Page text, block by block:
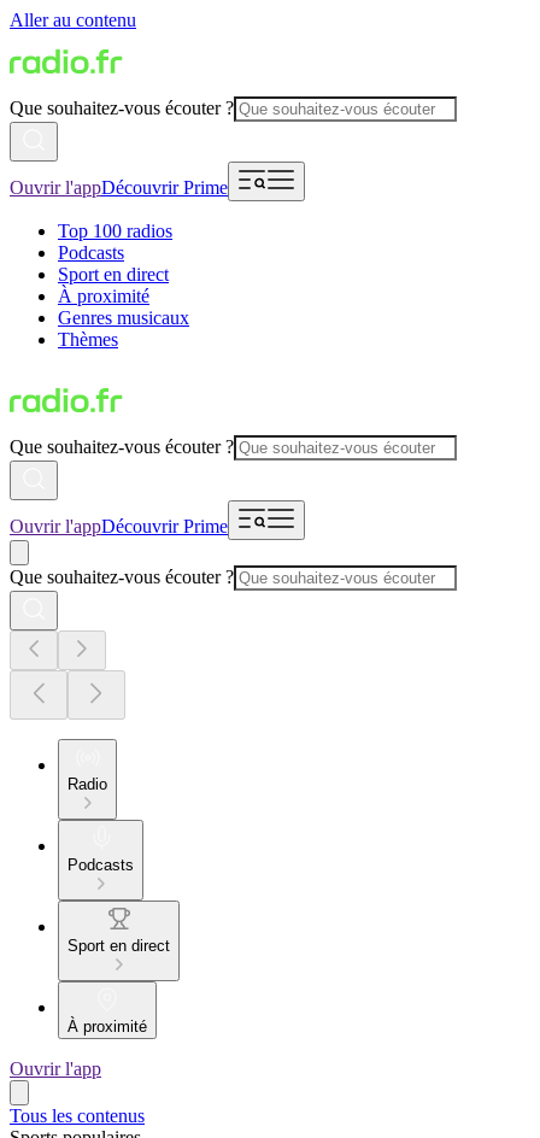
Aller au contenu
Que souhaitez-vous écouter ?
Ouvrir l'appDécouvrir Prime
Top 100 radios
Podcasts
Sport en direct
À proximité
Genres musicaux
Thèmes
Que souhaitez-vous écouter ?
Ouvrir l'appDécouvrir Prime
Que souhaitez-vous écouter ?
Radio
Podcasts
Sport en direct
À proximité
Ouvrir l'app
Tous les contenus